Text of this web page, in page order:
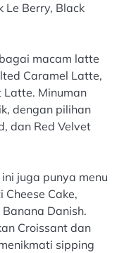
Le Berry, Black
macam latte
Caramel Latte,
Latte. Minuman
dengan pilihan
dan Red Velvet
juga punya menu
Cake,
Banana Danish.
Croissant dan
sipping